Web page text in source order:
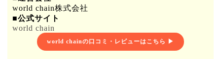
world chain株式会社
■公式サイト
world chain
world chainの口コミ・レビューはこちら ▶